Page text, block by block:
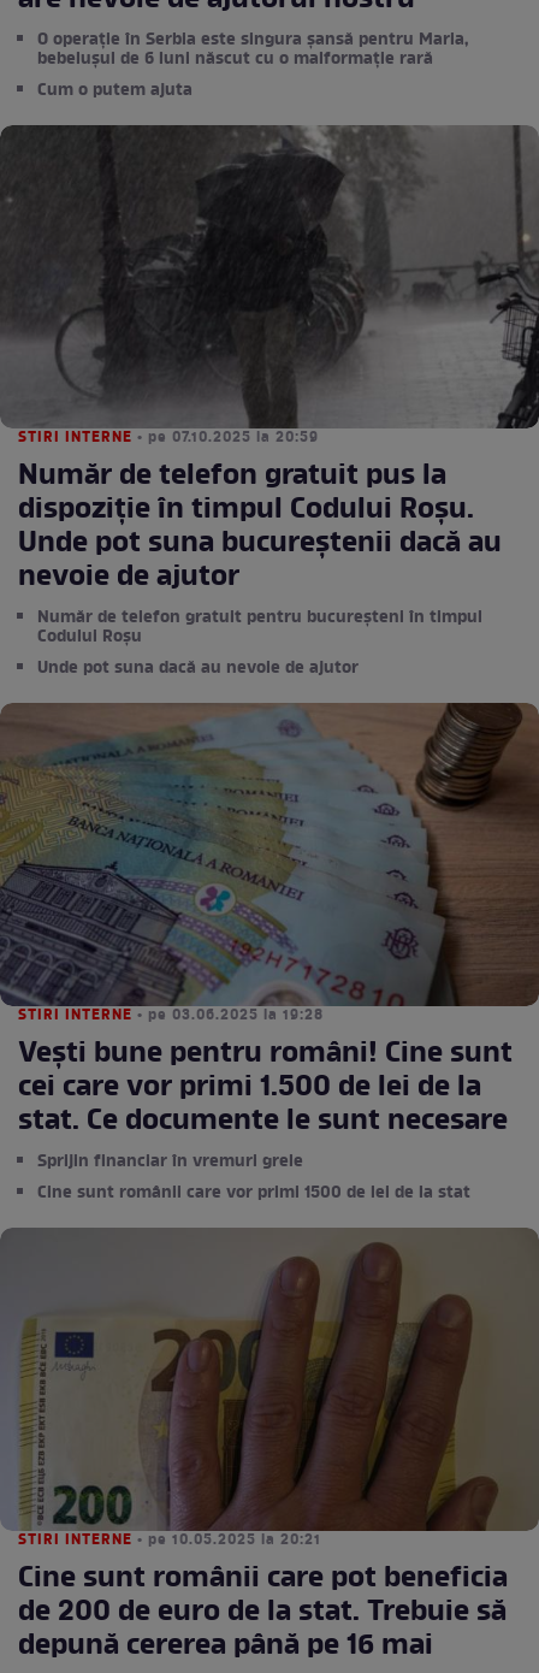
O operație în Serbia este singura șansă pentru Maria,
bebelușul de 6 luni născut cu o malformație rară
Cum o putem ajuta
STIRI INTERNE • pe 07.10.2025 la 20:59
Număr de telefon gratuit pus la
dispoziție în timpul Codului Roșu.
Unde pot suna bucureștenii dacă au
nevoie de ajutor
Număr de telefon gratuit pentru bucureșteni în timpul
Codului Roșu
Unde pot suna dacă au nevoie de ajutor
STIRI INTERNE • pe 03.06.2025 la 19:28
Vești bune pentru români! Cine sunt
cei care vor primi 1.500 de lei de la
stat. Ce documente le sunt necesare
Sprijin financiar în vremuri grele
Cine sunt românii care vor primi 1500 de lei de la stat
STIRI INTERNE • pe 10.05.2025 la 20:21
Cine sunt românii care pot beneficia
de 200 de euro de la stat. Trebuie să
depună cererea până pe 16 mai